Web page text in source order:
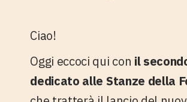
Ciao!
Oggi eccoci qui con il
dedicato alle Stanze della